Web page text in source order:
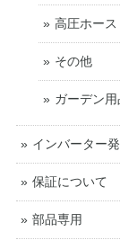
高圧ホース
その他
ガーデン用
インバーター
保証について
部品専用